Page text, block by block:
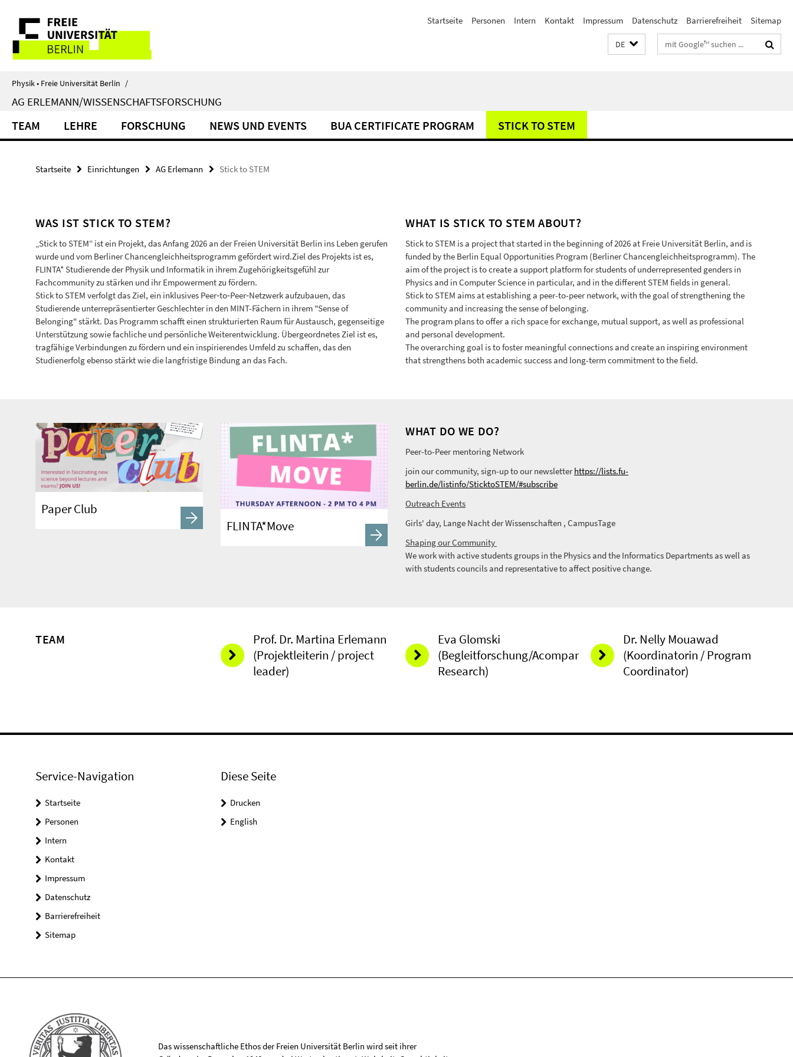
direkt
Inhalt
Service-
Navigation
Startseite Personen Intern Kontakt Impressum Datenschutz Barrierefreiheit Sitemap
DE Suchbegriffe
Physik • Freie Universität Berlin /
AG ERLEMANN/WISSENSCHAFTSFORSCHUNG
TEAM LEHRE FORSCHUNG NEWS UND EVENTS BUA CERTIFICATE PROGRAM STICK TO STEM
Startseite Einrichtungen AG Erlemann Stick to STEM
WAS IST STICK TO STEM?
„Stick to STEM“ ist ein Projekt, das Anfang 2026 an der Freien Universität Berlin ins Leben gerufen
wurde und vom Berliner Chancengleichheitsprogramm gefördert wird.Ziel des Projekts ist es,
FLINTA* Studierende der Physik und Informatik in ihrem Zugehörigkeitsgefühl zur
Fachcommunity zu stärken und ihr Empowerment zu fördern.
Stick to STEM verfolgt das Ziel, ein inklusives Peer‐to‐Peer‐Netzwerk aufzubauen, das
Studierende unterrepräsentierter Geschlechter in den MINT-Fächern in ihrem "Sense of
Belonging" stärkt. Das Programm schafft einen strukturierten Raum für Austausch, gegenseitige
Unterstützung sowie fachliche und persönliche Weiterentwicklung. Übergeordnetes Ziel ist es,
tragfähige Verbindungen zu fördern und ein inspirierendes Umfeld zu schaffen, das den
Studienerfolg ebenso stärkt wie die langfristige Bindung an das Fach.
WHAT IS STICK TO STEM ABOUT?
Stick to STEM is a project that started in the beginning of 2026 at Freie Universität Berlin, and is
funded by the Berlin Equal Opportunities Program (Berliner Chancengleichheitsprogramm). The
aim of the project is to create a support platform for students of underrepresented genders in
Physics and in Computer Science in particular, and in the different STEM fields in general.
Stick to STEM aims at establishing a peer-to-peer network, with the goal of strengthening the
community and increasing the sense of belonging.
The program plans to offer a rich space for exchange, mutual support, as well as professional
and personal development.
The overarching goal is to foster meaningful connections and create an inspiring environment
that strengthens both academic success and long-term commitment to the field.
Paper Club
FLINTA*Move
WHAT DO WE DO?
Peer-to-Peer mentoring Network
join our community, sign-up to our newsletterhttps://lists.fu-
berlin.de/listinfo/SticktoSTEM/#subscribe
Outreach Events
Girls' day, Lange Nacht der Wissenschaften , CampusTage
Shaping our Community
We work with active students groups in the Physics and the Informatics Departments as well as
with students councils and representative to affect positive change.
TEAM
Prof. Dr. Martina Erlemann
(Projektleiterin / project
leader)
Eva Glomski
(Begleitforschung/Acompanying
Research)
Dr. Nelly Mouawad
(Koordinatorin / Program
Coordinator)
Service-Navigation
Startseite
Personen
Intern
Kontakt
Impressum
Datenschutz
Barrierefreiheit
Sitemap
Diese Seite
Drucken
English
Das wissenschaftliche Ethos der Freien Universität Berlin wird seit ihrer